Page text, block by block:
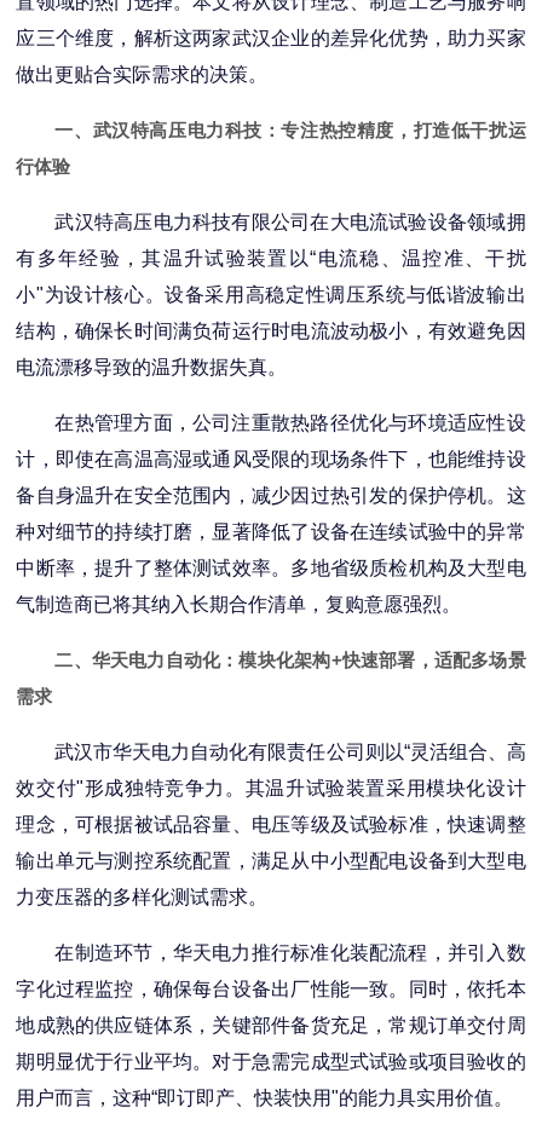
应三个维度，解析这两家武汉企业的差异化优势，助力买家
做出更贴合实际需求的决策。
一、武汉特高压电力科技：专注热控精度，打造低干扰运
行体验
武汉特高压电力科技有限公司在大电流试验设备领域拥
有多年经验，其温升试验装置以“电流稳、温控准、干扰
小"为设计核心。设备采用高稳定性调压系统与低谐波输出
结构，确保长时间满负荷运行时电流波动极小，有效避免因
电流漂移导致的温升数据失真。
在热管理方面，公司注重散热路径优化与环境适应性设
计，即使在高温高湿或通风受限的现场条件下，也能维持设
备自身温升在安全范围内，减少因过热引发的保护停机。这
种对细节的持续打磨，显著降低了设备在连续试验中的异常
中断率，提升了整体测试效率。多地省级质检机构及大型电
气制造商已将其纳入长期合作清单，复购意愿强烈。
二、华天电力自动化：模块化架构+快速部署，适配多场景
需求
武汉市华天电力自动化有限责任公司则以“灵活组合、高
效交付"形成独特竞争力。其温升试验装置采用模块化设计
理念，可根据被试品容量、电压等级及试验标准，快速调整
输出单元与测控系统配置，满足从中小型配电设备到大型电
力变压器的多样化测试需求。
在制造环节，华天电力推行标准化装配流程，并引入数
字化过程监控，确保每台设备出厂性能一致。同时，依托本
地成熟的供应链体系，关键部件备货充足，常规订单交付周
期明显优于行业平均。对于急需完成型式试验或项目验收的
用户而言，这种“即订即产、快装快用"的能力具实用价值。